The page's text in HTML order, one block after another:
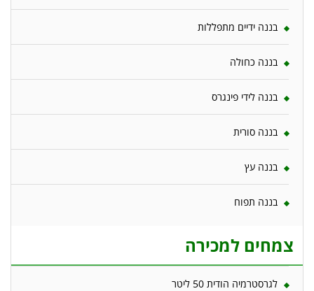
בננה ידיים מתפללות
בננה כחולה
בננה לידי פינגרס
בננה סורית
בננה עץ
בננה תפוח
צמחים למכירה
לגרסטרמיה הודית 50 ליטר